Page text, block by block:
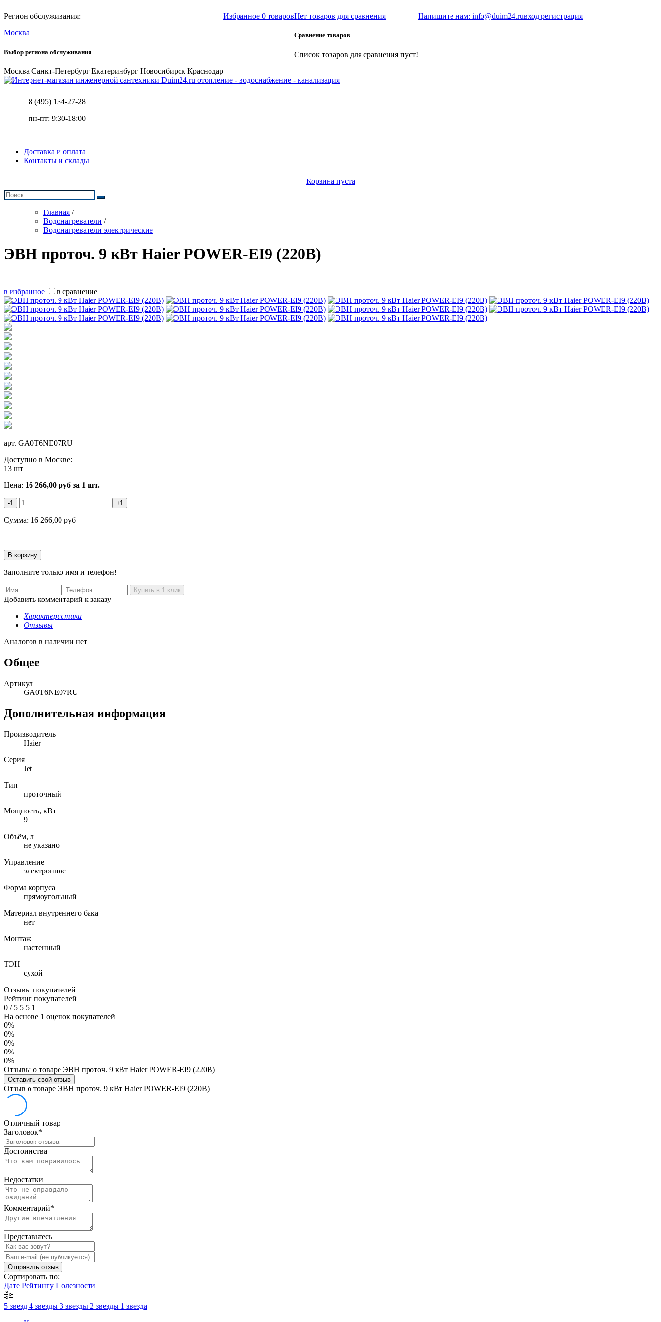
Регион обслуживания:
Москва
Выбор региона обслуживания
Москва Санкт-Петербург Екатеринбург Новосибирск Краснодар
Избранное 0 товаровНет товаров для сравнения
Сравнение товаров
Список товаров для сравнения пуст!
Напишите нам: info@duim24.ruвход регистрация
отопление - водоснабжение - канализация
8 (495) 134-27-28
пн-пт: 9:30-18:00
Доставка и оплата
Контакты и склады
Корзина пуста
Главная /
Водонагреватели /
Водонагреватели электрические
ЭВН проточ. 9 кВт Haier POWER-EI9 (220В)
в избранное в сравнение
арт. GA0T6NE07RU
Доступно в Москве:
13 шт
Цена: 16 266,00 руб за 1 шт.
-1 +1
Сумма: 16 266,00 руб
Заполните только имя и телефон!
Добавить комментарий к заказу
Характеристики
Отзывы
Аналогов в наличии нет
Общее
Артикул
GA0T6NE07RU
Дополнительная информация
Производитель
Haier
Серия
Jet
Тип
проточный
Мощность, кВт
9
Объём, л
не указано
Управление
электронное
Форма корпуса
прямоугольный
Материал внутреннего бака
нет
Монтаж
настенный
ТЭН
сухой
Отзывы покупателей
Рейтинг покупателей
0 /5 5 5 1
На основе 1 оценок покупателей
0%
0%
0%
0%
0%
Отзывы о товаре ЭВН проточ. 9 кВт Haier POWER-EI9 (220В)
Оставить свой отзыв
Отзыв о товаре ЭВН проточ. 9 кВт Haier POWER-EI9 (220В)
Отличный товар
Заголовок*
Достоинства
Недостатки
Комментарий*
Представьтесь
Отправить отзыв
Сортировать по:
Дате Рейтингу Полезности
5 звезд 4 звезды 3 звезды 2 звезды 1 звезда